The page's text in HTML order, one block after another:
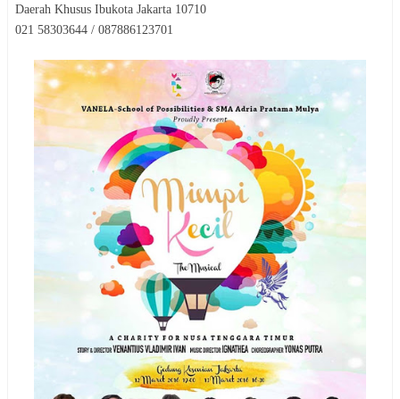
Daerah Khusus Ibukota Jakarta 10710
021 58303644 / 087886123701